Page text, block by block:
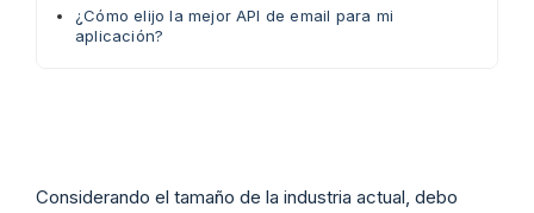
¿Cómo elijo la mejor API de email para mi
aplicación?
Considerando el tamaño de la industria actual, debo